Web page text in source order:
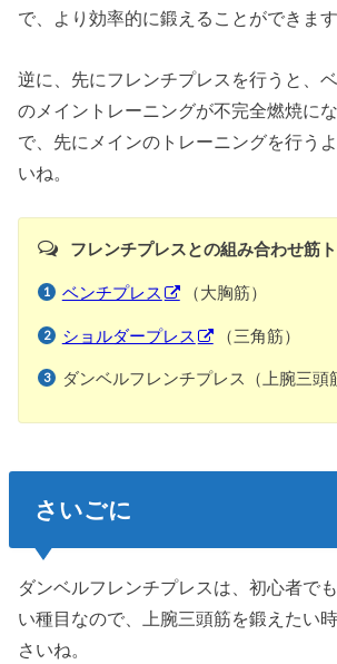
で、より効率的に鍛えることができます
逆に、先にフレンチプレスを行うと、
のメイントレーニングが不完全燃焼に
で、先にメインのトレーニングを行う
いね。
フレンチプレスとの組み合わせ筋
ベンチプレス （大胸筋）
ショルダープレス （三角筋）
ダンベルフレンチプレス（上腕三頭
さいごに
ダンベルフレンチプレスは、初心者で
い種目なので、上腕三頭筋を鍛えたい
さいね。